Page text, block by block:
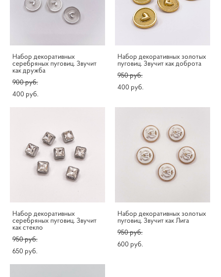
Набор декоративных
серебряных пуговиц. Звучит
как дружба
900 pуб.
400 pуб.
Набор декоративных золотых
пуговиц. Звучит как доброта
950 pуб.
400 pуб.
Набор декоративных
серебряных пуговиц. Звучит
как стекло
950 pуб.
650 pуб.
Набор декоративных золотых
пуговиц. Звучит как Лига
950 pуб.
600 pуб.